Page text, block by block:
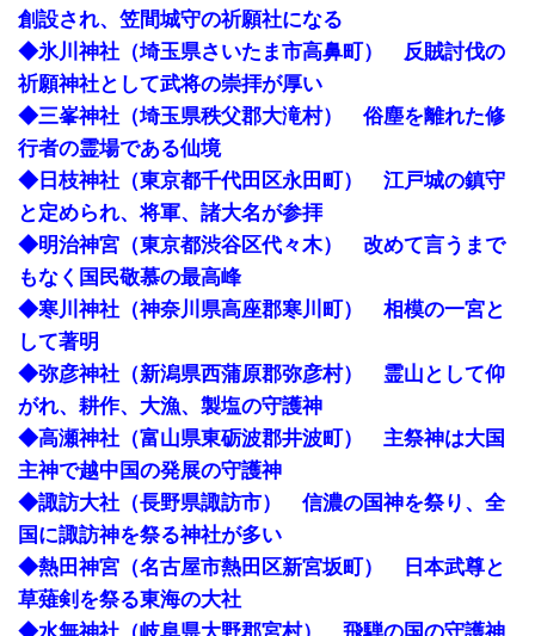
創設され、笠間城守の祈願社になる
◆氷川神社（埼玉県さいたま市高鼻町） 反賊討伐の
祈願神社として武将の崇拝が厚い
◆三峯神社（埼玉県秩父郡大滝村） 俗塵を離れた修
行者の霊場である仙境
◆日枝神社（東京都千代田区永田町） 江戸城の鎮守
と定められ、将軍、諸大名が参拝
◆明治神宮（東京都渋谷区代々木） 改めて言うまで
もなく国民敬慕の最高峰
◆寒川神社（神奈川県高座郡寒川町） 相模の一宮と
して著明
◆弥彦神社（新潟県西蒲原郡弥彦村） 霊山として仰
がれ、耕作、大漁、製塩の守護神
◆高瀬神社（富山県東砺波郡井波町） 主祭神は大国
主神で越中国の発展の守護神
◆諏訪大社（長野県諏訪市） 信濃の国神を祭り、全
国に諏訪神を祭る神社が多い
◆熱田神宮（名古屋市熱田区新宮坂町） 日本武尊と
草薙剣を祭る東海の大社